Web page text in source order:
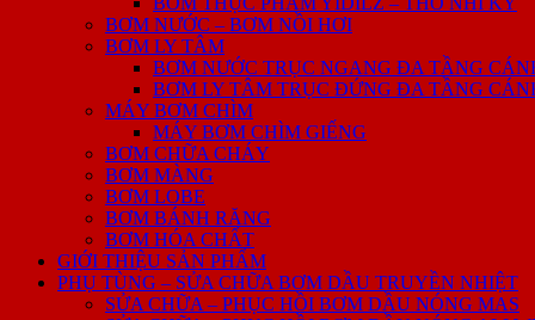
BƠM NƯỚC – BƠM NỒI HƠI
BƠM LY TÂM
BƠM NƯỚC TRỤC NGANG ĐA TẦNG
BƠM LY TÂM TRỤC ĐỨNG ĐA TẦNG
MÁY BƠM CHÌM
MÁY BƠM CHÌM GIẾNG
BƠM CHỮA CHÁY
BƠM MÀNG
BƠM LOBE
BƠM BÁNH RĂNG
BƠM HÓA CHẤT
GIỚI THIỆU SẢN PHẨM
PHỤ TÙNG – SỬA CHỮA BƠM DẦU TRUYỀN NHIỆT
SỬA CHỮA – PHỤC HỒI BƠM DẦU NÓNG MAS